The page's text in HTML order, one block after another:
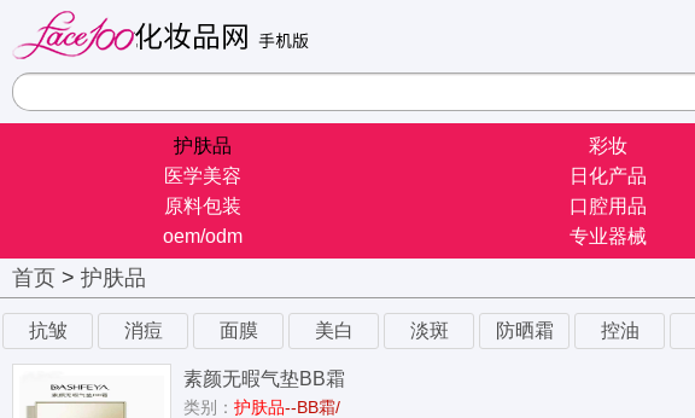
护肤品 彩妆
医学美容
日化产品
原料包装
口腔用品
oem/odm
专业器械
首页 > 护肤品
抗皱 消痘 面膜 美白 淡斑 防晒霜 控油
素颜无暇气垫BB霜
类别： 护肤品--BB霜/